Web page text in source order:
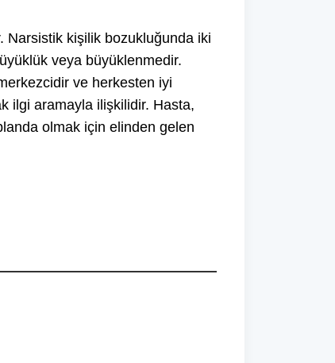
Narsistik kişilik bozukluğunda iki
veya büyüklenmedir.
ve herkesten iyi
ilgi aramayla ilişkilidir. Hasta,
olmak için elinden gelen